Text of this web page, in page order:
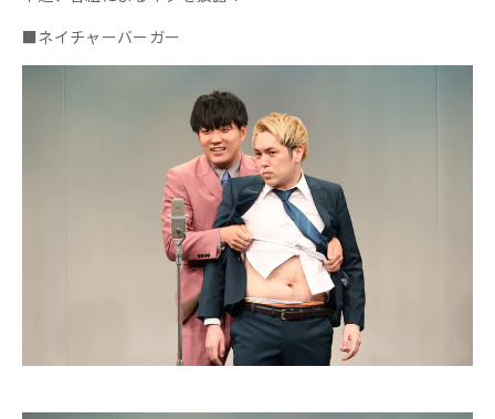
■ネイチャーバーガー